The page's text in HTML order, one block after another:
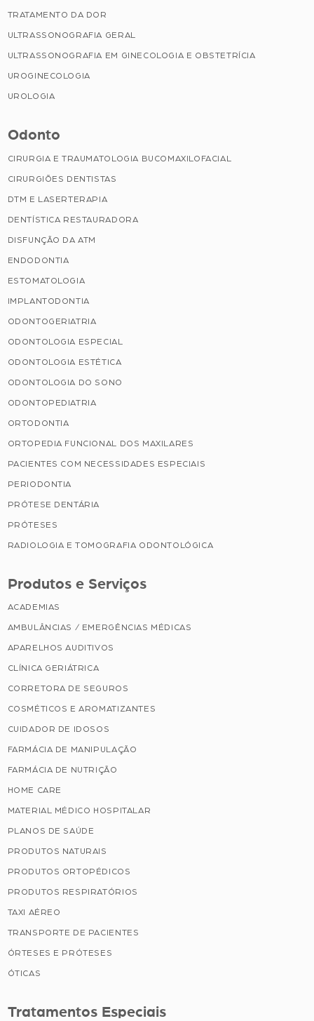
TRATAMENTO DA DOR
ULTRASSONOGRAFIA GERAL
ULTRASSONOGRAFIA EM GINECOLOGIA E OBSTETRÍCIA
UROGINECOLOGIA
UROLOGIA
Odonto
CIRURGIA E TRAUMATOLOGIA BUCOMAXILOFACIAL
CIRURGIÕES DENTISTAS
DTM E LASERTERAPIA
DENTÍSTICA RESTAURADORA
DISFUNÇÃO DA ATM
ENDODONTIA
ESTOMATOLOGIA
IMPLANTODONTIA
ODONTOGERIATRIA
ODONTOLOGIA ESPECIAL
ODONTOLOGIA ESTÉTICA
ODONTOLOGIA DO SONO
ODONTOPEDIATRIA
ORTODONTIA
ORTOPEDIA FUNCIONAL DOS MAXILARES
PACIENTES COM NECESSIDADES ESPECIAIS
PERIODONTIA
PRÓTESE DENTÁRIA
PRÓTESES
RADIOLOGIA E TOMOGRAFIA ODONTOLÓGICA
Produtos e Serviços
ACADEMIAS
AMBULÂNCIAS / EMERGÊNCIAS MÉDICAS
APARELHOS AUDITIVOS
CLÍNICA GERIÁTRICA
CORRETORA DE SEGUROS
COSMÉTICOS E AROMATIZANTES
CUIDADOR DE IDOSOS
FARMÁCIA DE MANIPULAÇÃO
FARMÁCIA DE NUTRIÇÃO
HOME CARE
MATERIAL MÉDICO HOSPITALAR
PLANOS DE SAÚDE
PRODUTOS NATURAIS
PRODUTOS ORTOPÉDICOS
PRODUTOS RESPIRATÓRIOS
TAXI AÉREO
TRANSPORTE DE PACIENTES
ÓRTESES E PRÓTESES
ÓTICAS
Tratamentos Especiais